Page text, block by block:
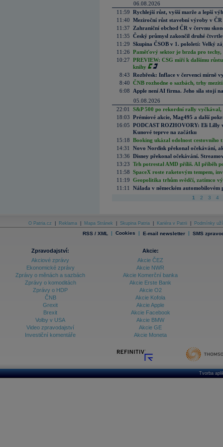
06.08.2026
11:59 Rychlejší růst, vyšší marže a lepší
11:40 Meziroční růst stavební výroby v
11:37
Zahraniční obchod ČR v červnu
11:35 Český průmysl zakončil druhé
11:29 Skupina ČSOB v 1. pololetí: Velký
11:26 Paměťový sektor je brzda pro techy,
10:27 PREVIEW: CSG míří k dalšímu
knihy
8:43 Rozbřesk: Inflace v červenci mírně
8:40 ČNB rozhodne o sazbách, trhy
6:08
Apple není AI firma. Jeho síla stojí
05.08.2026
22:01
S&P 500 po rekordní rally vyčkával,
18:03 Prémiové akcie, Mag495 a další
16:05 PODCAST ROZHOVORY: Eli Lilly
Kunové teprve na začátku
15:18 Booking ukázal odolnost cestovního
14:31
Novo Nordisk překonal očekávání,
13:36 Disney překonal očekávání.
13:23 Trh potrestal AMD příliš. AI příběh
11:58 SpaceX roste raketovým tempem,
11:19 Geopolitika trhům svědčí, zatímco
11:11
Nálada v německém automobilovém
1 2 3 4
O Patria.cz Reklama Mapa Stránek Skupina Patria Kariéra v Patrii Podmínky
RSS / XML | Cookies | E-mail newsletter | SMS
Zpravodajství:
Akciové zprávy
Ekonomické zprávy
Zprávy o měnách a sazbách
Zprávy o komoditách
Zprávy o HDP
ČNB
Grexit
Brexit
Volby v USA
Video zpravodajství
Investiční komentáře
Akcie:
Akcie ČEZ
Akcie NWR
Akcie Komerční banka
Akcie Erste Bank
Akcie O2
Akcie Kofola
Akcie Apple
Akcie Facebook
Akcie BMW
Akcie GE
Akcie Moneta
Tvorba